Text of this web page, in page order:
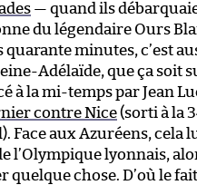
— quand ils
du légendaire Ours
minutes, c’est
Adélaïde, que ça soit
à la mi-temps par Jean
contre Nice(sorti à la
Face aux Azuréens,
l’Olympique lyonnais,
quelque chose. D’où le